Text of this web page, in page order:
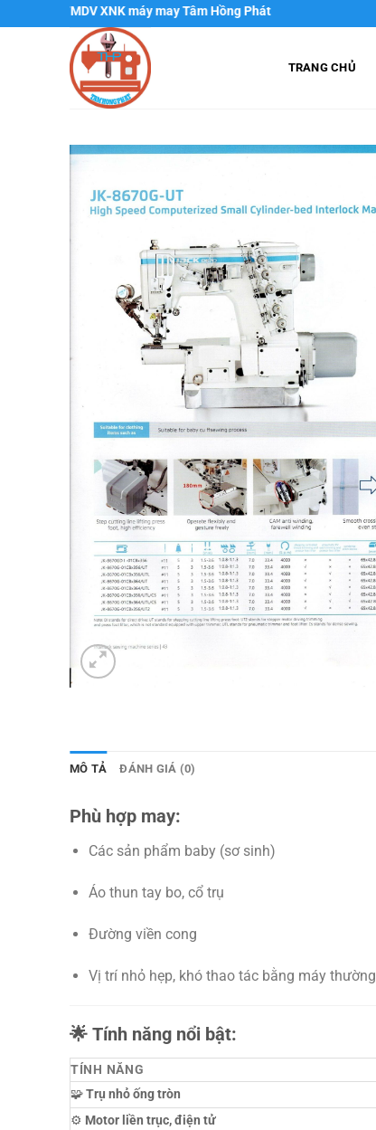
đến
XNK máy may Tâm Hồng Phát
TRANG CHỦ
MÔ TẢ ĐÁNH GIÁ (0)
Phù hợp may:
Các sản phẩm baby (sơ sinh)
Áo thun tay bo, cổ trụ
Đường viền cong
Vị trí nhỏ hẹp, khó thao tác bằng máy thường
🌟 Tính năng nổi bật:
TÍNH NĂNG
🧩Trụ nhỏ ống tròn
⚙️ Motor liền trục, điện tử